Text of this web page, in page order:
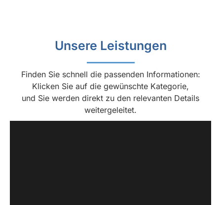
at
und
mir
sehr
gut
durch
Habe
mehr
ere
Schä
empfe
Unsere Leistungen
Finden Sie schnell die passenden Informationen:
Klicken Sie auf die gewünschte Kategorie,
und Sie werden direkt zu den relevanten Details
weitergeleitet.